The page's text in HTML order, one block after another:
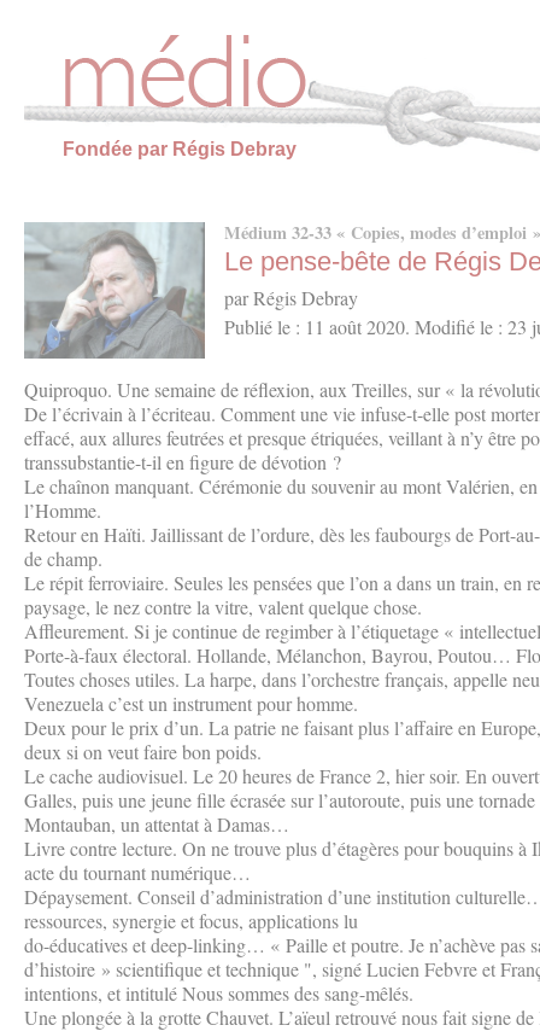
Fondée par Régis Debray
Médium 32-33 « Copies, modes d’emploi
Le pense-bête de Régis
par Régis Debray
Publié le : 11 août 2020. Modifié le : 23
Quiproquo. Une semaine de réflexion, aux Treilles, sur « la
De l’écrivain à l’écriteau. Comment une vie infuse-t-elle post
effacé, aux allures feutrées et presque étriquées, veillant à n’y être
transsubstantie-t-il en figure de dévotion ?
Le chaînon manquant. Cérémonie du souvenir au mont Valérien,
l’Homme.
Retour en Haïti. Jaillissant de l’ordure, dès les faubourgs de Port-
de champ.
Le répit ferroviaire. Seules les pensées que l’on a dans un train, en
paysage, le nez contre la vitre, valent quelque chose.
Affleurement. Si je continue de regimber à l’étiquetage «
Porte-à-faux électoral. Hollande, Mélanchon, Bayrou, Poutou…
Toutes choses utiles. La harpe, dans l’orchestre français, appelle
Venezuela c’est un instrument pour homme.
Deux pour le prix d’un. La patrie ne faisant plus l’affaire en
deux si on veut faire bon poids.
Le cache audiovisuel. Le 20 heures de France 2, hier soir. En
Galles, puis une jeune fille écrasée sur l’autoroute, puis une
Montauban, un attentat à Damas…
Livre contre lecture. On ne trouve plus d’étagères pour bouquins à
acte du tournant numérique…
Dépaysement. Conseil d’administration d’une institution
ressources, synergie et focus, applications lu
do-éducatives et deep-linking… « Paille et poutre. Je n’achève pas
d’histoire » scientifique et technique ", signé Lucien Febvre et
intentions, et intitulé Nous sommes des sang-mêlés.
Une plongée à la grotte Chauvet. L’aïeul retrouvé nous fait signe